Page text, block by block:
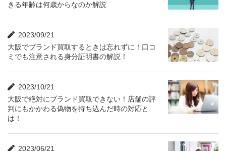
きる年齢は何歳からなのか解説
2023/09/21
大阪でブランド買取するときは忘れずに！口コ
ミでも注意される身分証明書の解説！
2023/10/21
大阪で絶対にブランド買取できない！店舗の評
判にもかかわる偽物を持ち込んだ時の対応と
は！
2023/06/21